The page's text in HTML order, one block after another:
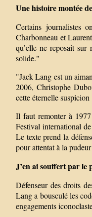
Une histoire montée
Certains journalistes
Charbonneau et
qu’elle ne reposait
solide."
"Jack Lang est un
2006, Christophe
cette éternelle suspicion
Il faut remonter à
Festival international
Le texte prend la
pour attentat à la
J’en ai souffert par le
Défenseur des droits
Lang a bousculé les
engagements